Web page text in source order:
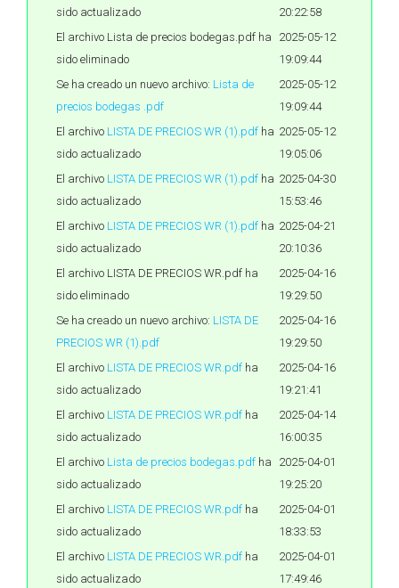
sido actualizado
20:22:58
El archivo Lista de precios bodegas.pdf ha
sido eliminado
2025-05-12
19:09:44
Se ha creado un nuevo archivo: Lista de
precios bodegas .pdf
2025-05-12
19:09:44
El archivo LISTA DE PRECIOS WR (1).pdf ha
sido actualizado
2025-05-12
19:05:06
El archivo LISTA DE PRECIOS WR (1).pdf ha
sido actualizado
2025-04-30
15:53:46
El archivo LISTA DE PRECIOS WR (1).pdf ha
sido actualizado
2025-04-21
20:10:36
El archivo LISTA DE PRECIOS WR.pdf ha
sido eliminado
2025-04-16
19:29:50
Se ha creado un nuevo archivo: LISTA DE
PRECIOS WR (1).pdf
2025-04-16
19:29:50
El archivo LISTA DE PRECIOS WR.pdf ha
sido actualizado
2025-04-16
19:21:41
El archivo LISTA DE PRECIOS WR.pdf ha
sido actualizado
2025-04-14
16:00:35
El archivo Lista de precios bodegas.pdf ha
sido actualizado
2025-04-01
19:25:20
El archivo LISTA DE PRECIOS WR.pdf ha
sido actualizado
2025-04-01
18:33:53
El archivo LISTA DE PRECIOS WR.pdf ha
sido actualizado
2025-04-01
17:49:46